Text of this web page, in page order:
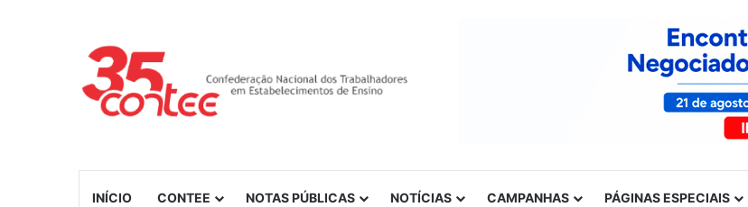
INÍCIO CONTEE NOTAS PÚBLICAS NOTÍCIAS CAMPANHAS PÁGINAS ESPECIAIS